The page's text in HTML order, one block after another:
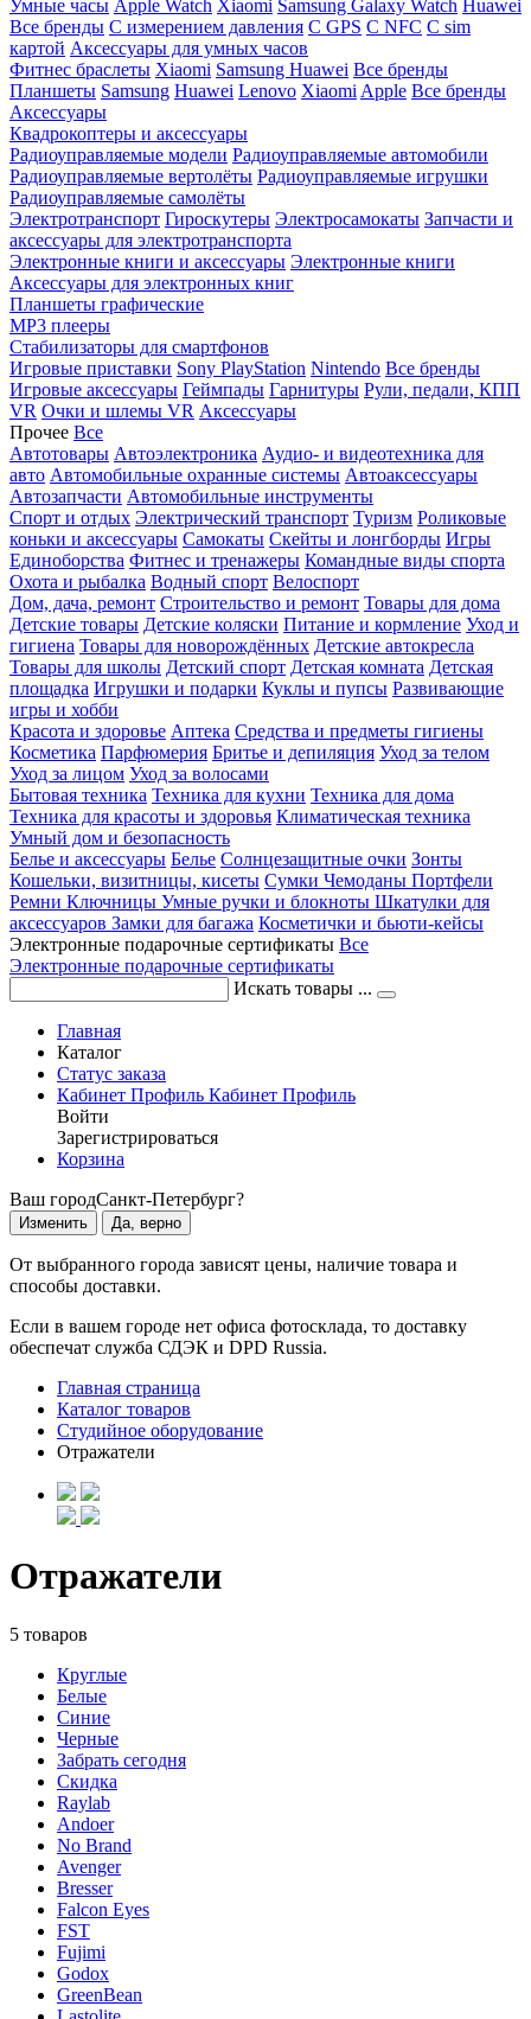
Умные часы Apple Watch Xiaomi Samsung Galaxy Watch Huawei
Все бренды C измерением давления C GPS C NFC C sim
картой Аксессуары для умных часов
Фитнес браслеты Xiaomi Samsung Huawei Все бренды
Планшеты Samsung Huawei Lenovo Xiaomi Apple Все бренды
Аксессуары
Квадрокоптеры и аксессуары
Радиоуправляемые модели Радиоуправляемые автомобили
Радиоуправляемые вертолёты Радиоуправляемые игрушки
Радиоуправляемые самолёты
Электротранспорт Гироскутеры Электросамокаты Запчасти и
аксессуары для электротранспорта
Электронные книги и аксессуары Электронные книги
Аксессуары для электронных книг
Планшеты графические
MP3 плееры
Стабилизаторы для смартфонов
Игровые приставки Sony PlayStation Nintendo Все бренды
Игровые аксессуары Геймпады Гарнитуры Рули, педали, КПП
VR Очки и шлемы VR Аксессуары
Прочее Все
Автотовары Автоэлектроника Аудио- и видеотехника для
авто Автомобильные охранные системы Автоаксессуары
Автозапчасти Автомобильные инструменты
Спорт и отдых Электрический транспорт Туризм Роликовые
коньки и аксессуары Самокаты Скейты и лонгборды Игры
Единоборства Фитнес и тренажеры Командные виды спорта
Охота и рыбалка Водный спорт Велоспорт
Дом, дача, ремонт Строительство и ремонт Товары для дома
Детские товары Детские коляски Питание и кормление Уход и
гигиена Товары для новорождённых Детские автокресла
Товары для школы Детский спорт Детская комната Детская
площадка Игрушки и подарки Куклы и пупсы Развивающие
игры и хобби
Красота и здоровье Аптека Средства и предметы гигиены
Косметика Парфюмерия Бритье и депиляция Уход за телом
Уход за лицом Уход за волосами
Бытовая техника Техника для кухни Техника для дома
Техника для красоты и здоровья Климатическая техника
Умный дом и безопасность
Белье и аксессуары Белье Солнцезащитные очки Зонты
Кошельки, визитницы, кисеты Сумки Чемоданы Портфели
Ремни Ключницы Умные ручки и блокноты Шкатулки для
аксессуаров Замки для багажа Косметички и бьюти-кейсы
Электронные подарочные сертификаты Все
Электронные подарочные сертификаты
Искать товары ...
Главная
Каталог
Статус заказа
Кабинет Профиль Кабинет Профиль
Войти
Зарегистрироваться
Корзина
Ваш городСанкт-Петербург?
Изменить Да, верно
От выбранного города зависят цены, наличие товара и
способы доставки.
Если в вашем городе нет офиса фотосклада, то доставку
обеспечат служба СДЭК и DPD Russia.
Главная страница
Каталог товаров
Студийное оборудование
Отражатели
Отражатели
5 товаров
Круглые
Белые
Синие
Черные
Забрать сегодня
Скидка
Raylab
Andoer
No Brand
Avenger
Bresser
Falcon Eyes
FST
Fujimi
Godox
GreenBean